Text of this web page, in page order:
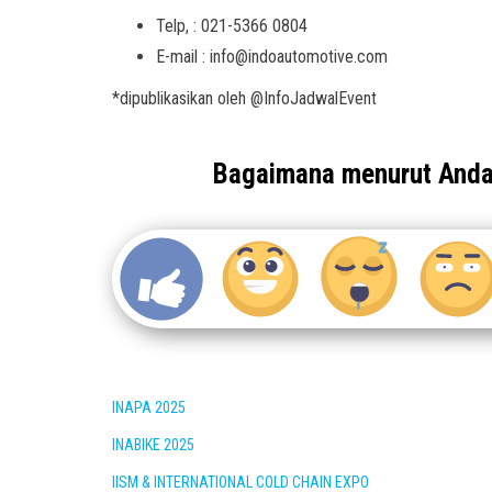
Telp, : 021-5366 0804
E-mail : info@indoautomotive.com
*dipublikasikan oleh @InfoJadwalEvent
Bagaimana menurut
INAPA 2025
INABIKE 2025
IISM & INTERNATIONAL COLD CHAIN EXPO